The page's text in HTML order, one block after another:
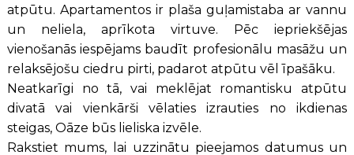
atpūtu. Apartamentos ir plaša guļamistaba ar vannu
un neliela, aprīkota virtuve. Pēc iepriekšējas
vienošanās iespējams baudīt profesionālu masāžu un
relaksējošu ciedru pirti, padarot atpūtu vēl īpašāku.
Neatkarīgi no tā, vai meklējat romantisku atpūtu
divatā vai vienkārši vēlaties izrauties no ikdienas
steigas, Oāze būs lieliska izvēle.
Rakstiet mums, lai uzzinātu pieejamos datumus un